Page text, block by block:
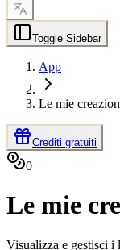
Toggle Sidebar
App
Le mie
Crediti gratuiti
0
Le mie
Visualizza e gestisci i